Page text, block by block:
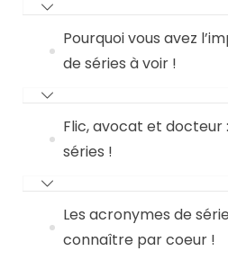
Pourquoi vous avez
de séries à voir !
Flic, avocat et docteur
séries !
Les acronymes de
connaître par coeur !